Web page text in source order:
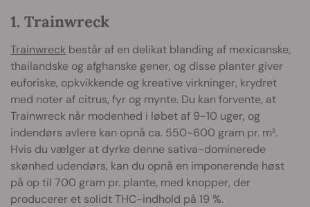
1. Trainwreck
Trainwreck består af en delikat blanding af mexicanske,
thailandske og afghanske gener, og disse planter giver
euforiske, opkvikkende og kreative virkninger, krydret
med noter af citrus, fyr og mynte. Du kan forvente, at
Trainwreck når modenhed i løbet af 9-10 uger, og
indendørs avlere kan opnå ca. 550-600 gram pr. m².
Hvis du vælger at dyrke denne sativa-dominerede
skønhed udendørs, kan du opnå en imponerende høst
på op til 700 gram pr. plante, med knopper, der
producerer et solidt THC-indhold på 19 %.